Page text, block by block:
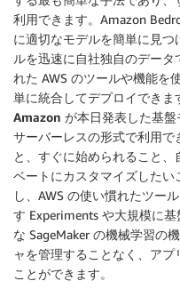
利用できます。Amazon
に適切なモデルを簡単に見
ルを迅速に自社独自のデー
れた AWS のツールや機能を
単に統合してデプロイできま
Amazon が本日発表した基盤
サーバーレスの形式で利用で
と、すぐに始められること
ベートにカスタマイズした
し、AWS の使い慣れたツー
す Experiments や大規模に
な SageMaker の機械学習の
ャを管理することなく、ア
ことができます。